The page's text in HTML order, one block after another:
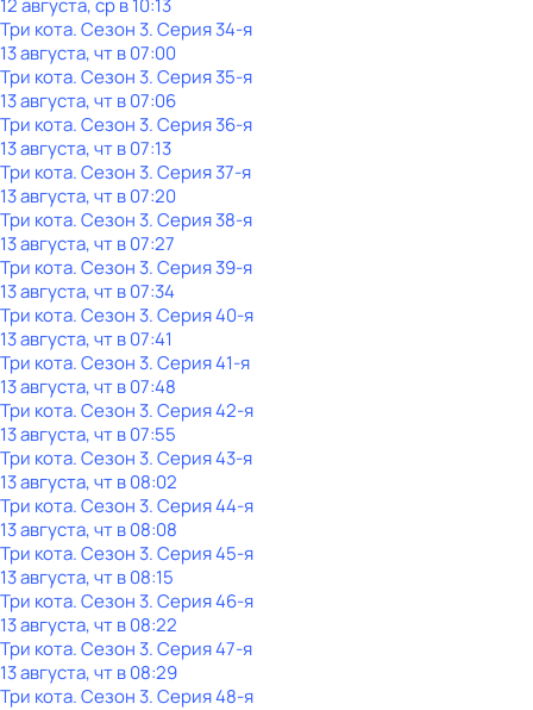
12 августа, ср в 10:13
Три кота. Сезон 3. Серия 34-я
13 августа, чт в 07:00
Три кота. Сезон 3. Серия 35-я
13 августа, чт в 07:06
Три кота. Сезон 3. Серия 36-я
13 августа, чт в 07:13
Три кота. Сезон 3. Серия 37-я
13 августа, чт в 07:20
Три кота. Сезон 3. Серия 38-я
13 августа, чт в 07:27
Три кота. Сезон 3. Серия 39-я
13 августа, чт в 07:34
Три кота. Сезон 3. Серия 40-я
13 августа, чт в 07:41
Три кота. Сезон 3. Серия 41-я
13 августа, чт в 07:48
Три кота. Сезон 3. Серия 42-я
13 августа, чт в 07:55
Три кота. Сезон 3. Серия 43-я
13 августа, чт в 08:02
Три кота. Сезон 3. Серия 44-я
13 августа, чт в 08:08
Три кота. Сезон 3. Серия 45-я
13 августа, чт в 08:15
Три кота. Сезон 3. Серия 46-я
13 августа, чт в 08:22
Три кота. Сезон 3. Серия 47-я
13 августа, чт в 08:29
Три кота. Сезон 3. Серия 48-я